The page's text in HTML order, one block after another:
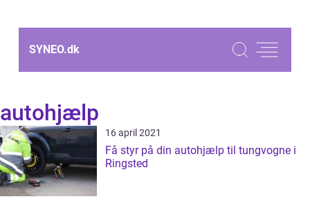
SYNEO.dk
autohjælp
16 april 2021
Få styr på din autohjælp til tungvogne i
Ringsted